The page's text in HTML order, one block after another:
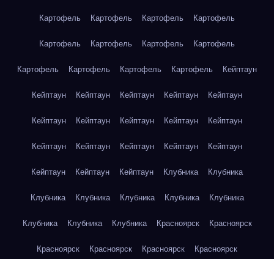
Картофель Картофель Картофель Картофель
Картофель Картофель Картофель Картофель
Картофель Картофель Картофель Картофель Кейптаун
Кейптаун Кейптаун Кейптаун Кейптаун Кейптаун
Кейптаун Кейптаун Кейптаун Кейптаун Кейптаун
Кейптаун Кейптаун Кейптаун Кейптаун Кейптаун
Кейптаун Кейптаун Кейптаун Клубника Клубника
Клубника Клубника Клубника Клубника Клубника
Клубника Клубника Клубника Красноярск Красноярск
Красноярск Красноярск Красноярск Красноярск